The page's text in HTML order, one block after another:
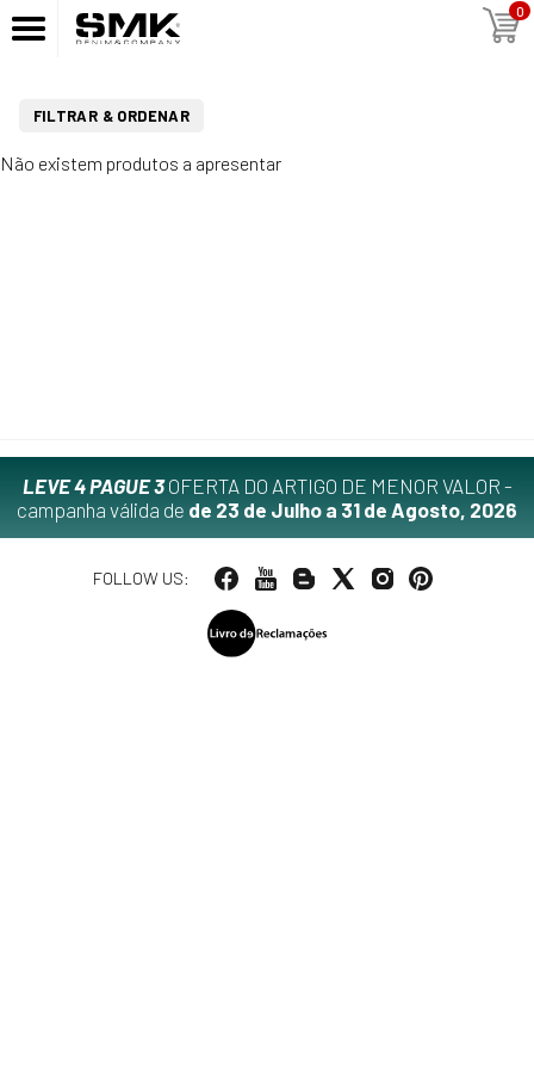
0
FILTRAR & ORDENAR
Não existem produtos a apresentar
LEVE 4 PAGUE 3OFERTA DO ARTIGO DE MENOR VALOR -
campanha válida de de 23 de Julho a 31 de Agosto, 2026
FOLLOW US: